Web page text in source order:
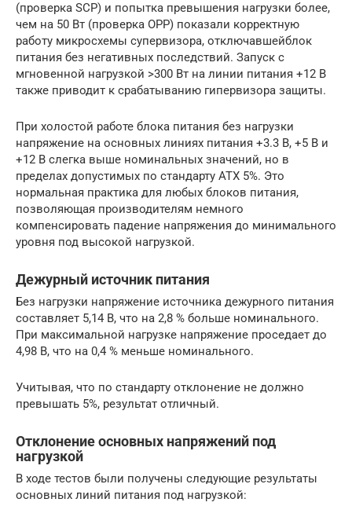
(проверка SCP) и попытка превышения нагрузки более,
чем на 50 Вт (проверка OPP) показали корректную
работу микросхемы супервизора, отключавшейблок
питания без негативных последствий. Запуск с
мгновенной нагрузкой >300 Вт на линии питания +12 В
также приводит к срабатыванию гипервизора защиты.
При холостой работе блока питания без нагрузки
напряжение на основных линиях питания +3.3 В, +5 В и
+12 В слегка выше номинальных значений, но в
пределах допустимых по стандарту ATX 5%. Это
нормальная практика для любых блоков питания,
позволяющая производителям немного
компенсировать падение напряжения до минимального
уровня под высокой нагрузкой.
Дежурный источник питания
Без нагрузки напряжение источника дежурного питания
составляет 5,14 В, что на 2,8 % больше номинального.
При максимальной нагрузке напряжение проседает до
4,98 В, что на 0,4 % меньше номинального.
Учитывая, что по стандарту отклонение не должно
превышать 5%, результат отличный.
Отклонение основных напряжений под
нагрузкой
В ходе тестов были получены следующие результаты
основных линий питания под нагрузкой: